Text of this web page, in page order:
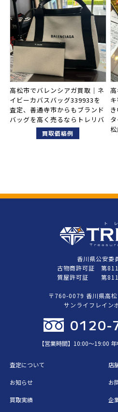
高松市でバレンシアガ買取｜ネ
イビーカバスバッグ339933を
査定、善通寺市からもブランド
バッグを高く売るならトレリバ
買取価格例
香川県公安委
古物商許可証 第
質屋許可証 第
〒760-0079 香川県高
サンライフレイン
0120-
【営業時間】10:00〜19:00
査定について 店
お知らせ お
買取実績 企